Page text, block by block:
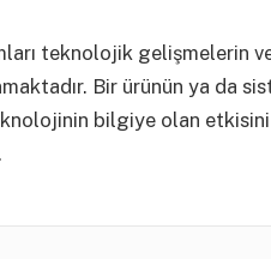
teknolojik gelişmelerin
Bir ürünün ya da
bilgiye olan